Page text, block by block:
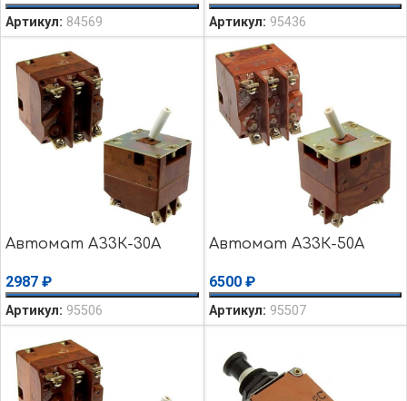
Артикул: 84569 Артикул: 95436
Автомат АЗ3К-30А
2987 ₽
Артикул: 95506
Автомат АЗ3К-50А
6500 ₽
Артикул: 95507